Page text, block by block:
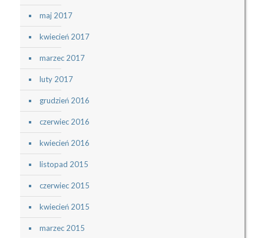
maj 2017
kwiecień 2017
marzec 2017
luty 2017
grudzień 2016
czerwiec 2016
kwiecień 2016
listopad 2015
czerwiec 2015
kwiecień 2015
marzec 2015